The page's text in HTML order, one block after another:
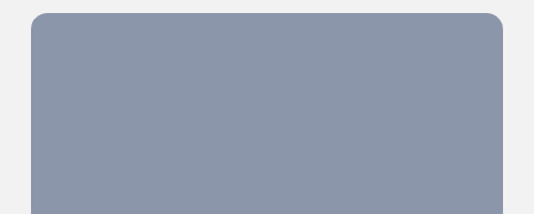
所有的故事都可以交換：我看《暗夜．腹語．鬼托邦》